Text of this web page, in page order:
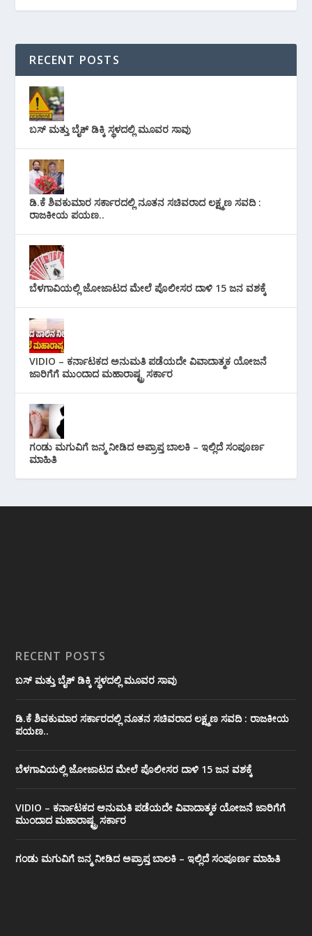
RECENT POSTS
ಬಸ್ ಮತ್ತು ಬೈಕ್ ಡಿಕ್ಕಿ ಸ್ಥಳದಲ್ಲಿ ಮೂವರ ಸಾವು
ಡಿ.ಕೆ ಶಿವಕುಮಾರ ಸರ್ಕಾರದಲ್ಲಿ ನೂತನ ಸಚಿವರಾದ ಲಕ್ಷ್ಮಣ ಸವದಿ :
ರಾಜಕೀಯ ಪಯಣ..
ಬೆಳಗಾವಿಯಲ್ಲಿ ಜೋಜಾಟದ ಮೇಲೆ ಪೊಲೀಸರ ದಾಳಿ 15 ಜನ ವಶಕ್ಕೆ
VIDIO – ಕರ್ನಾಟಕದ ಅನುಮತಿ ಪಡೆಯದೇ ವಿವಾದಾತ್ಮಕ ಯೋಜನೆ
ಜಾರಿಗೆಗೆ ಮುಂದಾದ ಮಹಾರಾಷ್ಟ್ರ ಸರ್ಕಾರ
ಗಂಡು ಮಗುವಿಗೆ ಜನ್ಮ ನೀಡಿದ ಅಪ್ರಾಪ್ತ ಬಾಲಕಿ – ಇಲ್ಲಿದೆ ಸಂಪೂರ್ಣ
ಮಾಹಿತಿ
RECENT POSTS
ಬಸ್ ಮತ್ತು ಬೈಕ್ ಡಿಕ್ಕಿ ಸ್ಥಳದಲ್ಲಿ ಮೂವರ ಸಾವು
ಡಿ.ಕೆ ಶಿವಕುಮಾರ ಸರ್ಕಾರದಲ್ಲಿ ನೂತನ ಸಚಿವರಾದ ಲಕ್ಷ್ಮಣ ಸವದಿ : ರಾಜಕೀಯ
ಪಯಣ..
ಬೆಳಗಾವಿಯಲ್ಲಿ ಜೋಜಾಟದ ಮೇಲೆ ಪೊಲೀಸರ ದಾಳಿ 15 ಜನ ವಶಕ್ಕೆ
VIDIO – ಕರ್ನಾಟಕದ ಅನುಮತಿ ಪಡೆಯದೇ ವಿವಾದಾತ್ಮಕ ಯೋಜನೆ ಜಾರಿಗೆಗೆ
ಮುಂದಾದ ಮಹಾರಾಷ್ಟ್ರ ಸರ್ಕಾರ
ಗಂಡು ಮಗುವಿಗೆ ಜನ್ಮ ನೀಡಿದ ಅಪ್ರಾಪ್ತ ಬಾಲಕಿ – ಇಲ್ಲಿದೆ ಸಂಪೂರ್ಣ ಮಾಹಿತಿ